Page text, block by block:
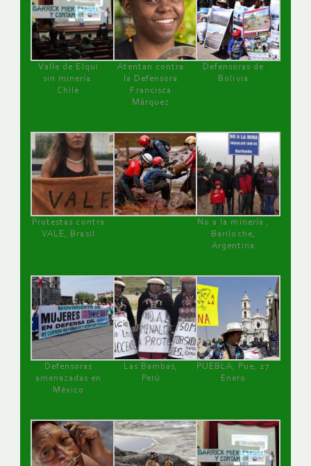
Valle de Elqui
sin minería.
Chile
Atentan contra
la Defensora
Francisca
Márquez
Defensoras de
Bolivia
Protestas contra
VALE, Brasil
No a la minería ,
Bariloche,
Argentina
Defensoras
amenazadas en
México
Las Bambas,
Perú
PUEBLA, Pue, 27
Enero